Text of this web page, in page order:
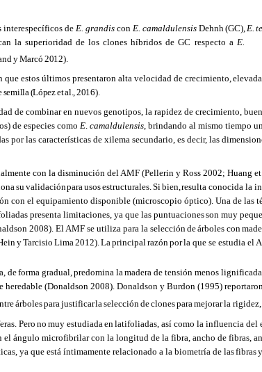
interespecíficos deE. grandisconE. camaldulensisDehnh(GC),E.
la superioridad de los clones híbridos de GC respecto a E.
yMarcó 2012).
estos últimos presentaron alta velocidad de crecimiento,elevada
semilla(Lópezetal.,2016).
de combinar en nuevos genotipos, la rapidez de crecimiento,
de especies como E. camaldulensis, brindando al mismo tiempo
por las características de xilema secundario, es decir, las
con la disminución del AMF (Pellerin y Ross 2002; Huang
su validaciónpara usosestructurales. Si bien, resulta conocida la
con el equipamiento disponible (microscopio óptico). Una de las
presenta limitaciones, ya que las puntuacionesson muy
2008). El AMF se utiliza para la selección deárboles con
yTarcisio Lima 2012). La principal razón porla que se estudia el
deforma gradual,predomina lamadera de tensión menos
heredable (Donaldson 2008). Donaldson y Burdon (1995)
árbolesparajustificarlaseleccióndeclonesparamejorarla rigidez,
Pero no muy estudiadaenlatifoliadas, así como la influencia del
ángulo microfibrilar con la longitud de la fibra, ancho de fibras,
ya que está íntimamente relacionado a la biometría de lasfibras